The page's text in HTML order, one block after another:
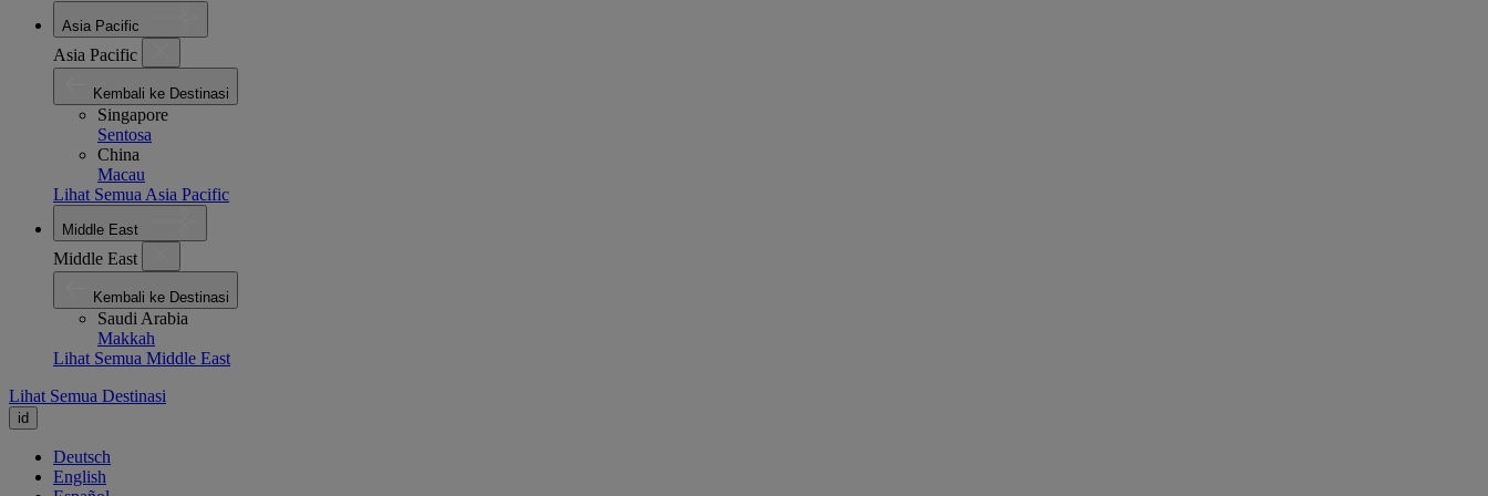
Asia Pacific
Asia Pacific
Kembali ke Destinasi
Singapore
Sentosa
China
Macau
Lihat Semua Asia Pacific
Middle East
Middle East
Kembali ke Destinasi
Saudi Arabia
Makkah
Lihat Semua Middle East
Lihat Semua Destinasi
id
Deutsch
English